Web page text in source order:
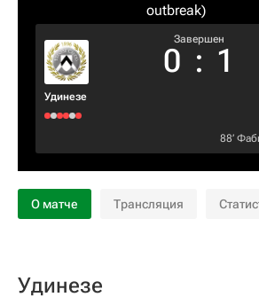
outbreak)
Удинезе
Завершен
0 : 1
88‎’‎
О матче Трансляция
Удинезе